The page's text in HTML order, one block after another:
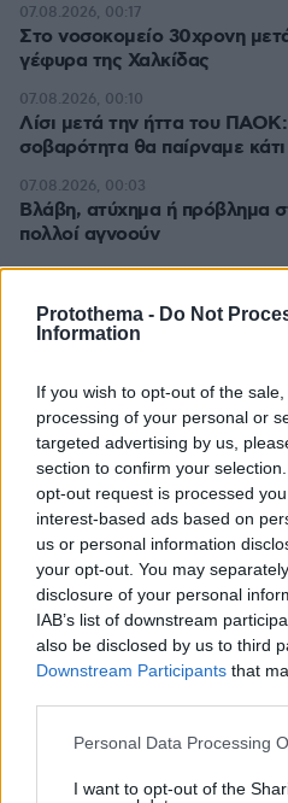
Protothema - Do Not
Information
If you wish to opt-out of the
processing of your personal or
targeted advertising by us,
section to confirm your
opt-out request is processed
interest-based ads based on
us or personal information
your opt-out. You may
disclosure of your personal
IAB’s list of downstream
also be disclosed by us to third
Downstream Participants that
Please note that this website/
not limited to your visit or usage
Personal Data Processing
I want to opt-out of the
Στο νοσοκομείο 30χρονη
γέφυρα της Χαλκίδας
07.08.2026, 00:17
Λίσι μετά την ήττα του
σοβαρότητα θα παίρναμε
07.08.2026, 00:10
Βλάβη, ατύχημα ή πρόβλημα
πολλοί αγνοούν
07.08.2026, 00:03
σύζυγό του Μαρέβα στα
06.08.2026, 23:57
ΔΕΙΤΕ ΟΛΕΣ ΤΙΣ ΕΙΔΗΣΕΙΣ
ΤΑ ΠΙΟ